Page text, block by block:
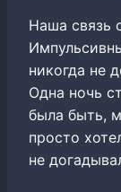
Наша связь
никогда не
Одна ночь
была быть,
просто
не